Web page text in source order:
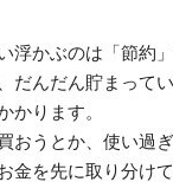
浮かぶのは「節約
んだん貯まって
かります。
うとか、使い過
を先に取り分け